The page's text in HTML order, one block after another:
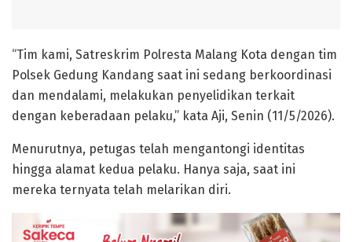
“Tim kami, Satreskrim Polresta Malang Kota dengan tim
Polsek Gedung Kandang saat ini sedang berkoordinasi
dan mendalami, melakukan penyelidikan terkait
dengan keberadaan pelaku,” kata Aji, Senin (11/5/2026).
Menurutnya, petugas telah mengantongi identitas
hingga alamat kedua pelaku. Hanya saja, saat ini
mereka ternyata telah melarikan diri.